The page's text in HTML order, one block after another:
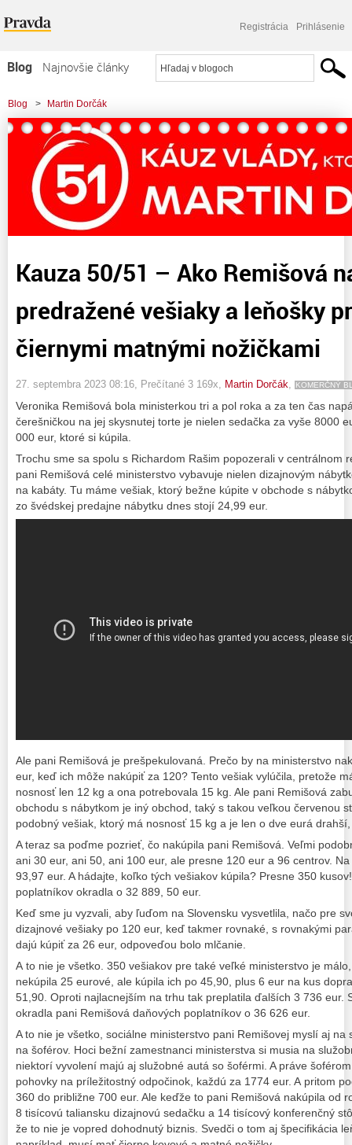
Registrácia Prihlásenie
Blog
Najnovšie články
Najčítanejšie články
Najkomentovanejšie články
Zoznam blogov
Komerčné blogy
Blog > Martin Dorčák
> Kauza 50/51 – Ako Remišová nakupovala predražené vešiaky a leňošky pre
šoférov s čiernymi
Kauza 50/51 – Ako Remišová
predražené vešiaky a leňošky
čiernymi matnými nožičkami
27. septembra 2023 08:16 , Prečítané 3 169x, Martin Dorčák KOMERČNÝ
Veronika Remišová bola ministerkou tri a pol roka a za ten čas
čerešničkou na jej skysnutej torte je nielen sedačka za vyše 8000
000 eur, ktoré si kúpila.
Trochu sme sa spolu s Richardom Rašim popozerali v centrálnom
pani Remišová celé ministerstvo vybavuje nielen dizajnovým
na kabáty. Tu máme vešiak, ktorý bežne kúpite v obchode s
zo švédskej predajne nábytku dnes stojí 24,99 eur.
Ale pani Remišová je prešpekulovaná. Prečo by na ministerstvo
eur, keď ich môže nakúpiť za 120? Tento vešiak vylúčila, pretože
nosnosť len 12 kg a ona potrebovala 15 kg. Ale pani Remišová
obchodu s nábytkom je iný obchod, taký s takou veľkou červenou
podobný vešiak, ktorý má nosnosť 15 kg a je len o dve eurá
A teraz sa poďme pozrieť, čo nakúpila pani Remišová. Veľmi
ani 30 eur, ani 50, ani 100 eur, ale presne 120 eur a 96 centrov.
93,97 eur. A hádajte, koľko tých vešiakov kúpila? Presne 350
poplatníkov okradla o 32 889, 50 eur.
Keď sme ju vyzvali, aby ľuďom na Slovensku vysvetlila, načo pre
dizajnové vešiaky po 120 eur, keď takmer rovnaké, s rovnakými
dajú kúpiť za 26 eur, odpoveďou bolo mlčanie.
A to nie je všetko. 350 vešiakov pre také veľké ministerstvo je
nekúpila 25 eurové, ale kúpila ich po 45,90, plus 6 eur na kus
51,90. Oproti najlacnejším na trhu tak preplatila ďalších 3 736 eur.
okradla pani Remišová daňových poplatníkov o 36 626 eur.
A to nie je všetko, sociálne ministerstvo pani Remišovej myslí aj na
na šoférov. Hoci bežní zamestnanci ministerstva si musia na
niektorí vyvolení majú aj služobné autá so šoférmi. A práve
pohovky na príležitostný odpočinok, každú za 1774 eur. A pritom
360 do približne 700 eur. Ale keďže to pani Remišová nakúpila od
8 tisícovú taliansku dizajnovú sedačku a 14 tisícový konferenčný
že to nie je vopred dohodnutý biznis. Svedči o tom aj špecifikácia